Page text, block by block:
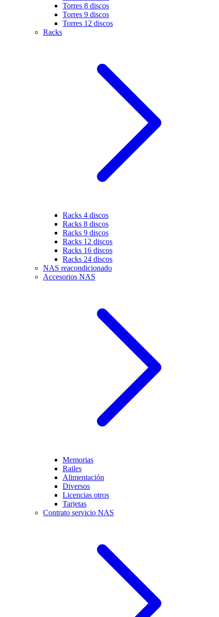
Torres 8 discos
Torres 9 discos
Torres 12 discos
Racks
Racks 4 discos
Racks 8 discos
Racks 9 discos
Racks 12 discos
Racks 16 discos
Racks 24 discos
NAS reacondicionado
Accesorios NAS
Memorias
Railes
Alimentación
Diversos
Licencias otros
Tarjetas
Contrato servicio NAS